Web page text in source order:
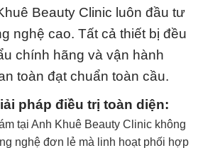
Beauty Clinic luôn đầu tư
nghệ cao. Tất cả thiết bị đều
chính hãng và vận hành
toàn đạt chuẩn toàn cầu.
pháp điều trị toàn diện:
tại Anh Khuê Beauty Clinickhông
nghệ đơn lẻ mà linh hoạt phối hợp